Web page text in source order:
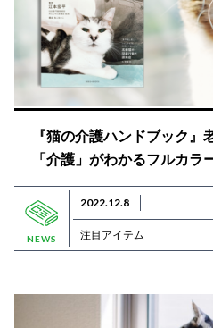
『猫の介護ハンドブック』
「介護」がわかるフルカラ
NEWS
2022.12.8
注目アイテム